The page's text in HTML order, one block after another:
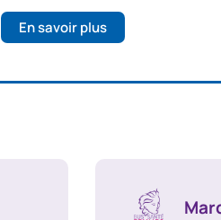
En savoir plus